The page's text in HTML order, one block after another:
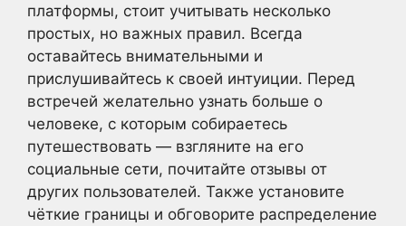
платформы, стоит учитывать несколько
простых, но важных правил. Всегда
оставайтесь внимательными и
прислушивайтесь к своей интуиции. Перед
встречей желательно узнать больше о
человеке, с которым собираетесь
путешествовать — взгляните на его
социальные сети, почитайте отзывы от
других пользователей. Также установите
чёткие границы и обговорите распределение